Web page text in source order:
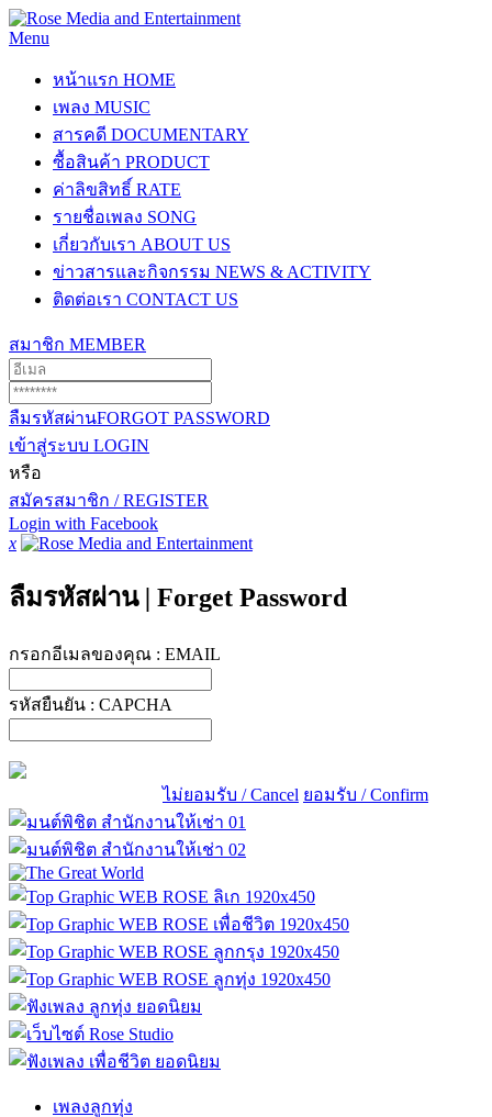
Menu
หน้าแรก HOME
เพลง MUSIC
สารคดี DOCUMENTARY
ซื้อสินค้า PRODUCT
ค่าลิขสิทธิ์ RATE
รายชื่อเพลง SONG
เกี่ยวกับเรา ABOUT US
ข่าวสารและกิจกรรม NEWS & ACTIVITY
ติดต่อเรา CONTACT US
สมาชิก MEMBER
ลืมรหัสผ่านFORGOT PASSWORD
เข้าสู่ระบบ LOGIN
หรือ
สมัครสมาชิก / REGISTER
Login with Facebook
x
ลืมรหัสผ่าน | Forget Password
กรอกอีเมลของคุณ : EMAIL
รหัสยืนยัน : CAPCHA
ไม่ยอมรับ / Cancel ยอมรับ / Confirm
เพลงลูกทุ่ง